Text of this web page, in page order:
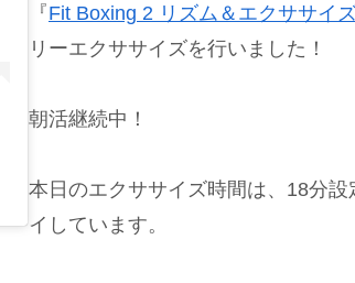
『Fit Boxing 2 リズム＆エクササイ
リーエクササイズを行いました！
朝活継続中！
本日のエクササイズ時間は、18分設
イしています。